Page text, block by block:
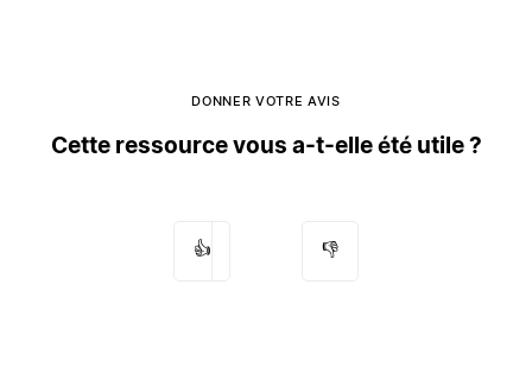
DONNER VOTRE AVIS
Cette ressource vous a-t-elle été utile ?
👍 👎